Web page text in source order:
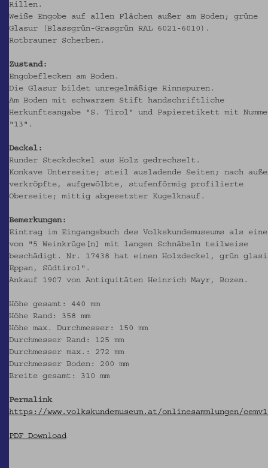
Rillen.
Weiße Engobe auf allen Flächen außer am Boden; grüne
Glasur (Blassgrün-Grasgrün RAL 6021-6010).
Rotbrauner Scherben.
Zustand:
Engobeflecken am Boden.
Die Glasur bildet unregelmäßige Rinnspuren.
Am Boden mit schwarzem Stift handschriftliche
Herkunftsangabe "S. Tirol" und Papieretikett mit
"13".
Deckel:
Runder Steckdeckel aus Holz gedrechselt.
Konkave Unterseite; steil ausladende Seiten; nach
verkröpfte, aufgewölbte, stufenförmig profilierte
Oberseite; mittig abgesetzter Kugelknauf.
Bemerkungen:
Eintrag im Eingangsbuch des Volkskundemuseums als
von "5 Weinkrüge[n] mit langen Schnäbeln teilweise
beschädigt. Nr. 17438 hat einen Holzdeckel, grün
Eppan, Südtirol".
Ankauf 1907 von Antiquitäten Heinrich Mayr, Bozen.
Höhe gesamt: 440 mm
Höhe Rand: 358 mm
Höhe max. Durchmesser: 150 mm
Durchmesser Rand: 125 mm
Durchmesser max.: 272 mm
Durchmesser Boden: 200 mm
Breite gesamt: 310 mm
Permalink
https://www.volkskundemuseum.at/onlinesammlungen/
PDF Download